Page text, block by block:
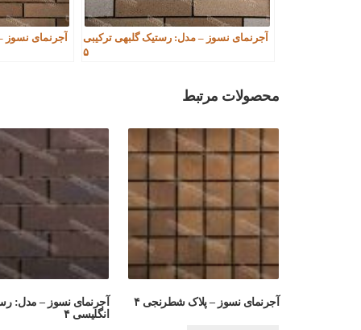
آجرنمای نسوز – مدل: رستیک گلبهی ترکیبی
۵
آجرنمای نسوز
محصولات مرتبط
آجرنمای نسوز – پلاک شطرنجی ۴
آجرنمای نسوز – مدل:
انگلیسی ۴